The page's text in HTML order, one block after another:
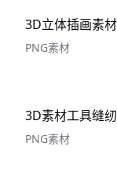
PNG素材
3D素材工具缝纫
PNG素材